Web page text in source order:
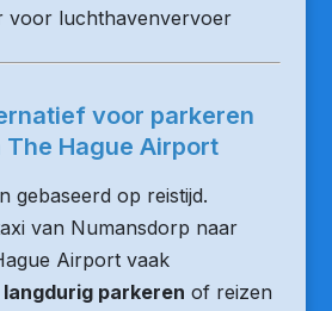
voor luchthavenvervoer
voor parkeren
The Hague Airport
gebaseerd op reistijd.
van Numansdorp naar
Airport vaak
parkeren of reizen